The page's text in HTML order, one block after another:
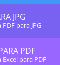
JPG
para JPG
PDF
para PDF